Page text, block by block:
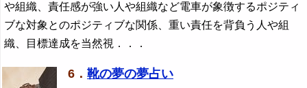
や組織、責任感が強い人や組織など電車が象徴するポジティ
ブな対象とのポジティブな関係、重い責任を背負う人や組
織、目標達成を当然視．．．
6． 靴の夢の夢占い